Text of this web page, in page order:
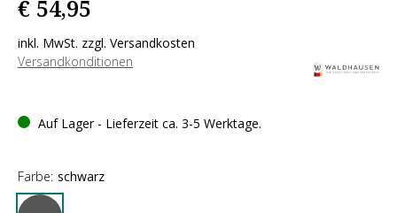
€ 54,95
inkl. MwSt. zzgl. Versandkosten
Versandkonditionen
Auf Lager - Lieferzeit ca. 3-5 Werktage.
Farbe: schwarz